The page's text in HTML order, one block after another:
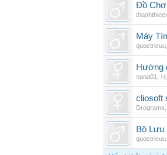
Đồ
Máy
quoctrieuu
Hướng
nana01
cliosoft
Drograms
Bộ Lưu
quoctrieuu